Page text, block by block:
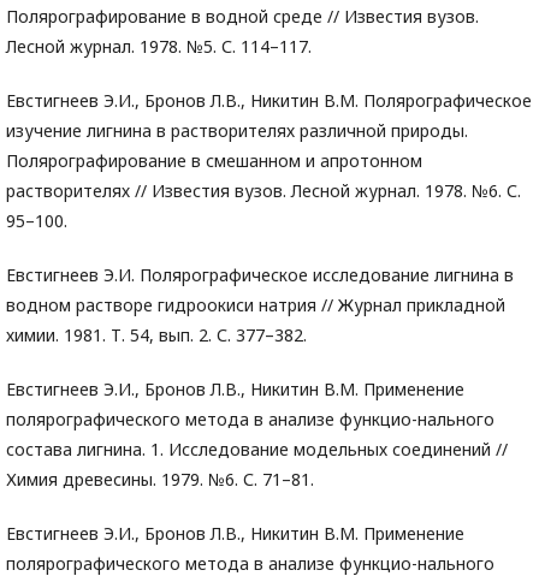
Полярографирование в водной среде // Известия вузов.
Лесной журнал. 1978. №5. С. 114–117.
Евстигнеев Э.И., Бронов Л.В., Никитин В.М. Полярографическое
изучение лигнина в растворителях различной природы.
Полярографирование в смешанном и апротонном
растворителях // Известия вузов. Лесной журнал. 1978. №6. С.
95–100.
Евстигнеев Э.И. Полярографическое исследование лигнина в
водном растворе гидроокиси натрия // Журнал прикладной
химии. 1981. Т. 54, вып. 2. С. 377–382.
Евстигнеев Э.И., Бронов Л.В., Никитин В.М. Применение
полярографического метода в анализе функцио-нального
состава лигнина. 1. Исследование модельных соединений //
Химия древесины. 1979. №6. С. 71–81.
Евстигнеев Э.И., Бронов Л.В., Никитин В.М. Применение
полярографического метода в анализе функцио-нального